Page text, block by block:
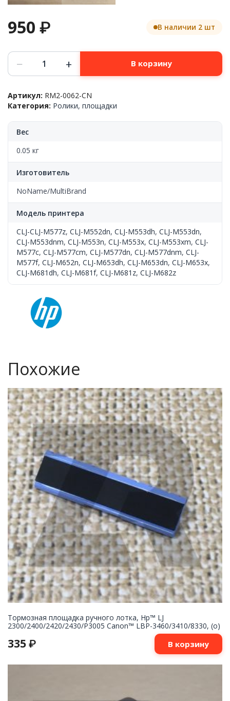
950 ₽ В наличии 2 шт
Количество
товара
Ролик
лотков
2-
HP™
M552/M553/M577/M652/M653/M681/M682,
0062,
− + В корзину
Артикул: RM2-0062-CN
Категория: Ролики, площадки
Вес
0.05 кг
Изготовитель
NoName/MultiBrand
Модель принтера
CLJ-CLJ-M577z, CLJ-M552dn, CLJ-M553dh, CLJ-M553dn,
CLJ-M553dnm, CLJ-M553n, CLJ-M553x, CLJ-M553xm, CLJ-
M577c, CLJ-M577cm, CLJ-M577dn, CLJ-M577dnm, CLJ-
M577f, CLJ-M652n, CLJ-M653dh, CLJ-M653dn, CLJ-M653x,
CLJ-M681dh, CLJ-M681f, CLJ-M681z, CLJ-M682z
Похожие
Тормозная площадка ручного лотка, Hp™ LJ
2300/2400/2420/2430/P3005 Canon™ LBP-3460/3410/8330, (о)
335 ₽ В корзину